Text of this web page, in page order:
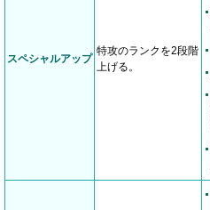
スペシャルアップ
特攻のランクを2段階
上げる。